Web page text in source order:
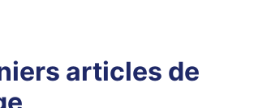
articles de